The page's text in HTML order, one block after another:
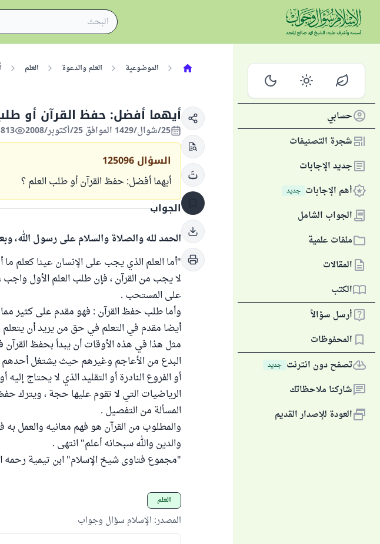
حسابي
شجرة التصنيفات
جديد الإجابات
أهم الإجابات جديد
الجواب الشامل
ملفات علمية
المقالات
الكتب
أرسل سؤالاً
المحفوظات
تصفح دون انترنت جديد
شاركنا ملاحظاتك
العودة للإصدار القديم
الموضوعية العلم والدعوة العلم
أيهما أفضل: حفظ القرآن أو
25/شوال/1429 الموافق 25/أكتوبر/2008
السؤال 125096
أيهما أفضل: حفظ القرآن أو طلب العلم ؟
الجواب
الحمد لله والصلاة والسلام على رسول الله،
"أما العلم الذي يجب على الإنسان عينا كعلم
لا يجب من القرآن ، فإن طلب العلم الأول
على المستحب .
وأما طلب حفظ القرآن : فهو مقدم على كثير
أيضا مقدم في التعلم في حق من يريد أن
مثل هذا في هذه الأوقات أن يبدأ بحفظ
البدع من الأعاجم وغيرهم حيث يشتغل
أو الفروع النادرة أو التقليد الذي لا يحتاج
الرياضيات التي لا تقوم عليها حجة ، ويترك
المسألة من التفصيل .
والمطلوب من القرآن هو فهم معانيه والعمل
والدين والله سبحانه أعلم" انتهى .
"مجموع فتاوى شيخ الإسلام" ابن تيمية رحمه الله
العلم
المصدر: الإسلام سؤال وجواب